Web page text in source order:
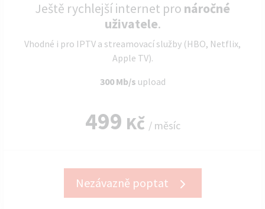
Ještě rychlejší internet pro náročné
uživatele.
Vhodné i pro IPTV a streamovací služby (HBO, Netflix,
Apple TV).
300 Mb/s upload
499 Kč / měsíc
Nezávazně poptat